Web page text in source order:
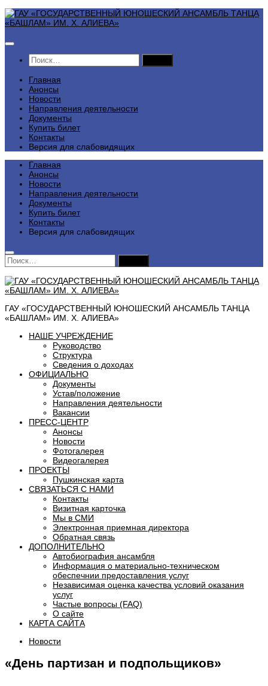
Перейти
к
Найти:
Главная
Анонсы
Новости
Направления деятельности
Документы
Купить билет
Контакты
Версия для слабовидящих
Главная
Анонсы
Новости
Направления деятельности
Документы
Купить билет
Контакты
Версия для слабовидящих
Найти:
ГАУ «ГОСУДАРСТВЕННЫЙ ЮНОШЕСКИЙ АНСАМБЛЬ ТАНЦА
«БАШЛАМ» ИМ. Х. АЛИЕВА»
НАШЕ УЧРЕЖДЕНИЕ
Руководство
Структура
Сведения о доходах
ОФИЦИАЛЬНО
Документы
Устав/положение
Направления деятельности
Вакансии
ПРЕСС-ЦЕНТР
Анонсы
Новости
Фотогалерея
Видеогалерея
ПРОЕКТЫ
Пушкинская карта
СВЯЗАТЬСЯ С НАМИ
Контакты
Визитная карточка
Мы в СМИ
Электронная приемная директора
Обратная связь
ДОПОЛНИТЕЛЬНО
Автобиография ансамбля
Информация о материально-техническом
обеспечнии предоставления услуг
Независимая оценка качества условий оказания
услуг
Частые вопросы (FAQ)
О сайте
КАРТА САЙТА
Новости
«День партизан и подпольщиков»